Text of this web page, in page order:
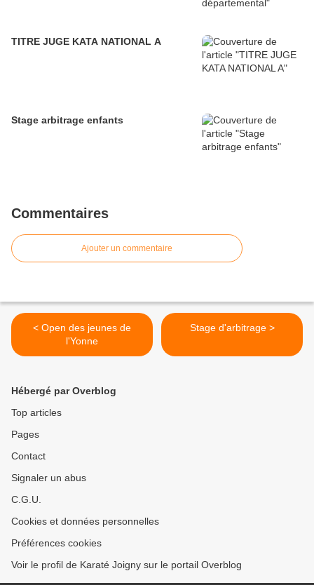
TITRE JUGE KATA NATIONAL A
Stage arbitrage enfants
Commentaires
Ajouter un commentaire
< Open des jeunes de
l'Yonne
Stage d'arbitrage >
Hébergé par Overblog
Top articles
Pages
Contact
Signaler un abus
C.G.U.
Cookies et données personnelles
Préférences cookies
Voir le profil de Karaté Joigny sur le portail Overblog